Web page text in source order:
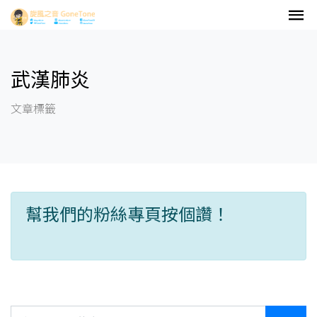
武漢肺炎
文章標籤
幫我們的粉絲專頁按個讚！